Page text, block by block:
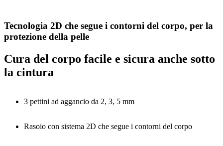
Tecnologia 2D che segue i contorni del corpo, per la
protezione della pelle
Cura del corpo facile e sicura anche sotto
la cintura
3 pettini ad aggancio da 2, 3, 5 mm
Rasoio con sistema 2D che segue i contorni del corpo